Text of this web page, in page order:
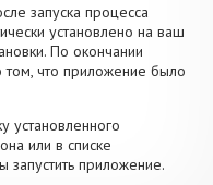
запуска процесса
установлено на ваш
По окончании
том, что приложение было
установленного
или в списке
запустить приложение.